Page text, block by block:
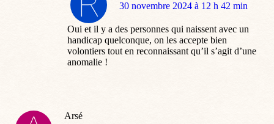
dit
30 novembre 2024 à 12 h 42 min
Oui et il y a des personnes qui naissent avec un
handicap quelconque, on les accepte bien
volontiers tout en reconnaissant qu’il s’agit d’une
anomalie !
Arsé